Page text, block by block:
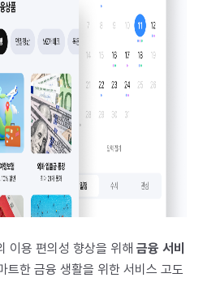
이용 편의성 향상을 위해 금융 서비
트한 금융 생활을 위한 서비스 고도